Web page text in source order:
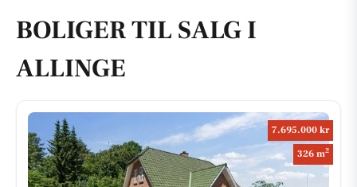
BOLIGER TIL SALG I
ALLINGE
7.695.000 kr
326 m2